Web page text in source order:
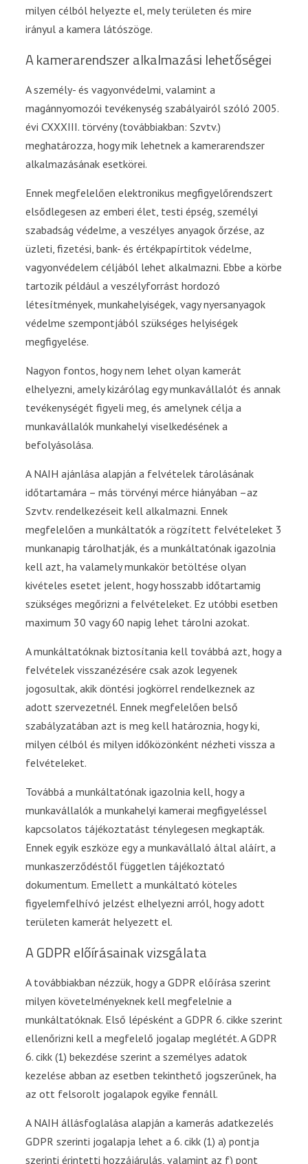
milyen célból helyezte el, mely területen és mire
irányul a kamera látószöge.
A kamerarendszer alkalmazási lehetőségei
A személy- és vagyonvédelmi, valamint a
magánnyomozói tevékenység szabályairól szóló 2005.
évi CXXXIII. törvény (továbbiakban: Szvtv.)
meghatározza, hogy mik lehetnek a kamerarendszer
alkalmazásának esetkörei.
Ennek megfelelően elektronikus megfigyelőrendszert
elsődlegesen az emberi élet, testi épség, személyi
szabadság védelme, a veszélyes anyagok őrzése, az
üzleti, fizetési, bank- és értékpapírtitok védelme,
vagyonvédelem céljából lehet alkalmazni. Ebbe a körbe
tartozik például a veszélyforrást hordozó
létesítmények, munkahelyiségek, vagy nyersanyagok
védelme szempontjából szükséges helyiségek
megfigyelése.
Nagyon fontos, hogy nem lehet olyan kamerát
elhelyezni, amely kizárólag egy munkavállalót és annak
tevékenységét figyeli meg, és amelynek célja a
munkavállalók munkahelyi viselkedésének a
befolyásolása.
A NAIH ajánlása alapján a felvételek tárolásának
időtartamára – más törvényi mérce hiányában –az
Szvtv. rendelkezéseit kell alkalmazni. Ennek
megfelelően a munkáltatók a rögzített felvételeket 3
munkanapig tárolhatják, és a munkáltatónak igazolnia
kell azt, ha valamely munkakör betöltése olyan
kivételes esetet jelent, hogy hosszabb időtartamig
szükséges megőrizni a felvételeket. Ez utóbbi esetben
maximum 30 vagy 60 napig lehet tárolni azokat.
A munkáltatóknak biztosítania kell továbbá azt, hogy a
felvételek visszanézésére csak azok legyenek
jogosultak, akik döntési jogkörrel rendelkeznek az
adott szervezetnél. Ennek megfelelően belső
szabályzatában azt is meg kell határoznia, hogy ki,
milyen célból és milyen időközönként nézheti vissza a
felvételeket.
Továbbá a munkáltatónak igazolnia kell, hogy a
munkavállalók a munkahelyi kamerai megfigyeléssel
kapcsolatos tájékoztatást ténylegesen megkapták.
Ennek egyik eszköze egy a munkavállaló által aláírt, a
munkaszerződéstől független tájékoztató
dokumentum. Emellett a munkáltató köteles
figyelemfelhívó jelzést elhelyezni arról, hogy adott
területen kamerát helyezett el.
A GDPR előírásainak vizsgálata
A továbbiakban nézzük, hogy a GDPR előírása szerint
milyen követelményeknek kell megfelelnie a
munkáltatóknak. Első lépésként a GDPR 6. cikke szerint
ellenőrizni kell a megfelelő jogalap meglétét. A GDPR
6. cikk (1) bekezdése szerint a személyes adatok
kezelése abban az esetben tekinthető jogszerűnek, ha
az ott felsorolt jogalapok egyike fennáll.
A NAIH állásfoglalása alapján a kamerás adatkezelés
GDPR szerinti jogalapja lehet a 6. cikk (1) a) pontja
szerinti érintetti hozzájárulás, valamint az f) pont